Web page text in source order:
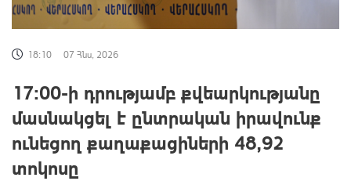
18:10 07 Հնս, 2026
17:00-ի դրությամբ քվեարկությանը
մասնակցել է ընտրական իրավունք
ունեցող քաղաքացիների 48,92
տոկոսը